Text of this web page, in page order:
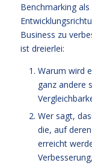
Benchmarking
Business zu
ist dreierlei:
Warum wird
ganz andere
Wer sagt,
die, auf
erreicht